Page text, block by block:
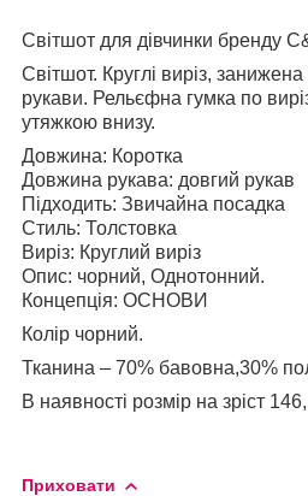
Світшот для дівчинки бренду
Світшот. Круглі виріз, занижена
рукави. Рельєфна гумка по
утяжкою внизу.
Довжина: Коротка
Довжина рукава: довгий рукав
Підходить: Звичайна посадка
Стиль: Толстовка
Виріз: Круглий виріз
Опис: чорний, Однотонний.
Концепція: ОСНОВИ
Колір чорний.
Тканина – 70% бавовна,30%
В наявності розмір на зріст
Приховати